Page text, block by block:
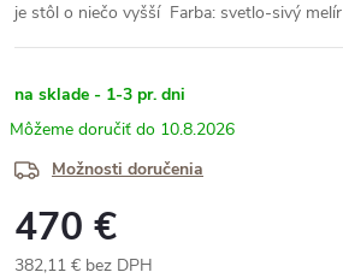
je stôl o niečo vyšší Farba: svetlo-sivý melír
na sklade - 1-3 pr. dni
10.8.2026
Možnosti doručenia
470 €
382,11 € bez DPH